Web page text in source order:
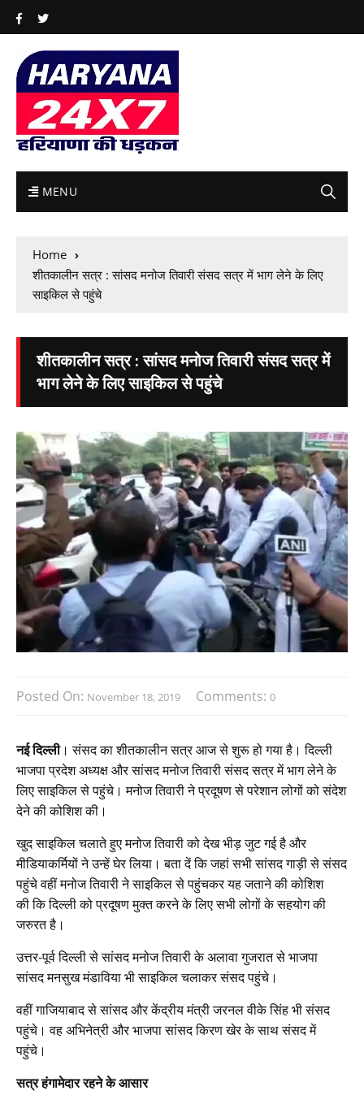
MENU
Home
शीतकालीन सत्र : सांसद मनोज तिवारी संसद सत्र में भाग लेने के लिए
साइकिल से पहुंचे
शीतकालीन सत्र : सांसद मनोज तिवारी संसद सत्र में
भाग लेने के लिए साइकिल से पहुंचे
Posted On: November 18, 2019 Comments: 0
नई दिल्ली। संसद का शीतकालीन सत्र आज से शुरू हो गया है। दिल्ली
भाजपा प्रदेश अध्यक्ष और सांसद मनोज तिवारी संसद सत्र में भाग लेने के
लिए साइकिल से पहुंचे। मनोज तिवारी ने प्रदूषण से परेशान लोगों को संदेश
देने की कोशिश की।
खुद साइकिल चलाते हुए मनोज तिवारी को देख भीड़ जुट गई है और
मीडियाकर्मियों ने उन्हें घेर लिया। बता दें कि जहां सभी सांसद गाड़ी से संसद
पहुंचे वहीं मनोज तिवारी ने साइकिल से पहुंचकर यह जताने की कोशिश
की कि दिल्ली को प्रदूषण मुक्त करने के लिए सभी लोगों के सहयोग की
जरुरत है।
उत्तर-पूर्व दिल्ली से सांसद मनोज तिवारी के अलावा गुजरात से भाजपा
सांसद मनसुख मंडाविया भी साइकिल चलाकर संसद पहुंचे।
वहीं गाजियाबाद से सांसद और केंद्रीय मंत्री जरनल वीके सिंह भी संसद
पहुंचे। वह अभिनेत्री और भाजपा सांसद किरण खेर के साथ संसद में
पहुंचे।
सत्र हंगामेदार रहने के आसार